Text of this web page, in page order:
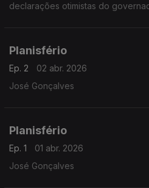
declarações otimistas do
Planisfério
Ep. 2
02 abr. 2026
José Gonçalves
Planisfério
Ep. 1
01 abr. 2026
José Gonçalves